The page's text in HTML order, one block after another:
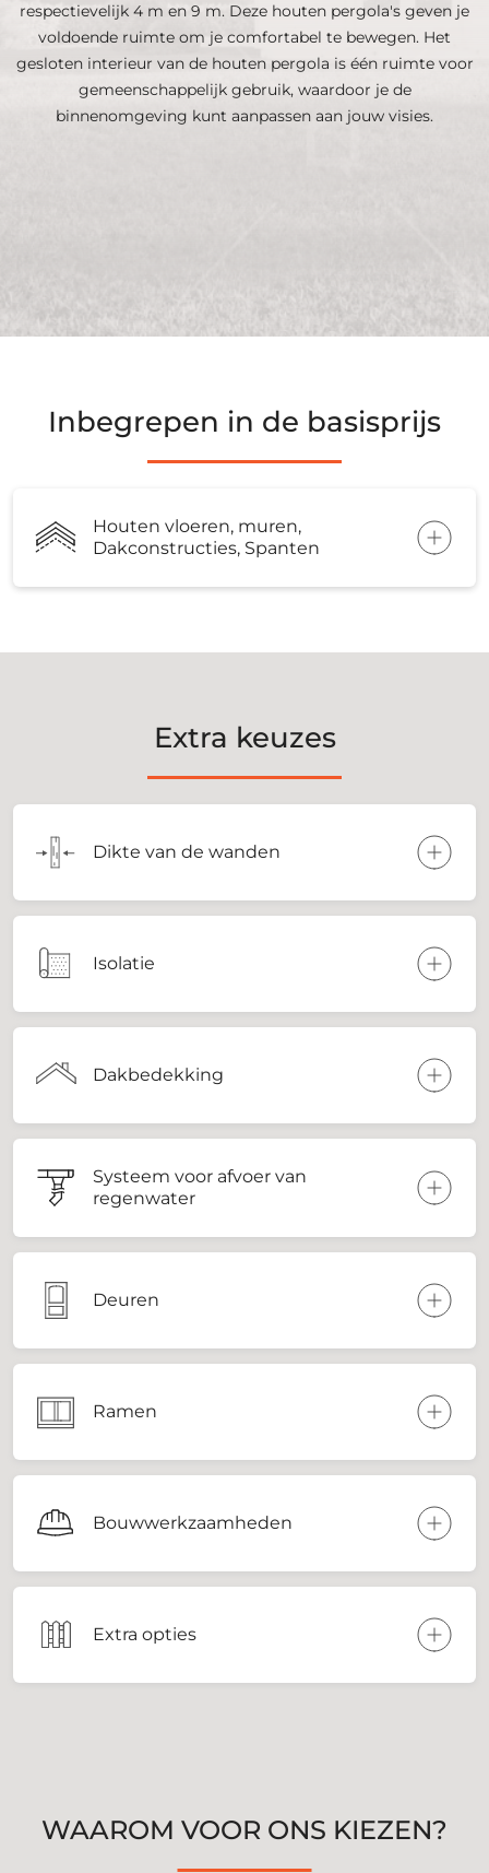
respectievelijk 4 m en 9 m. Deze houten pergola's geven je
voldoende ruimte om je comfortabel te bewegen. Het
gesloten interieur van de houten pergola is één ruimte voor
gemeenschappelijk gebruik, waardoor je de
binnenomgeving kunt aanpassen aan jouw visies.
Inbegrepen in de basisprijs
Houten vloeren, muren,
Dakconstructies, Spanten
Extra keuzes
Dikte van de wanden
Isolatie
Dakbedekking
Systeem voor afvoer van
regenwater
Deuren
Ramen
Bouwwerkzaamheden
Extra opties
WAAROM VOOR ONS KIEZEN?